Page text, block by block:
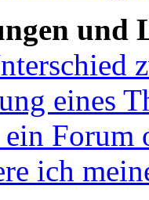
und
eines
Forum
ich